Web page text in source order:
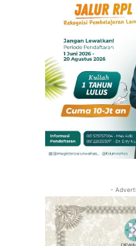
-